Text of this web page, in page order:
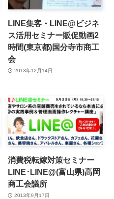
LINE集客・LINE@ビジネ
ス活用セミナー販促動画2
時間(東京都)国分寺市商工
会
2013年12月14日
消費税転嫁対策セミナー
LINE･LINE@(富山県)高岡
商工会議所
2013年9月17日